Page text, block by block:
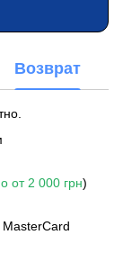
Возврат
от 2 000 грн)
MasterCard